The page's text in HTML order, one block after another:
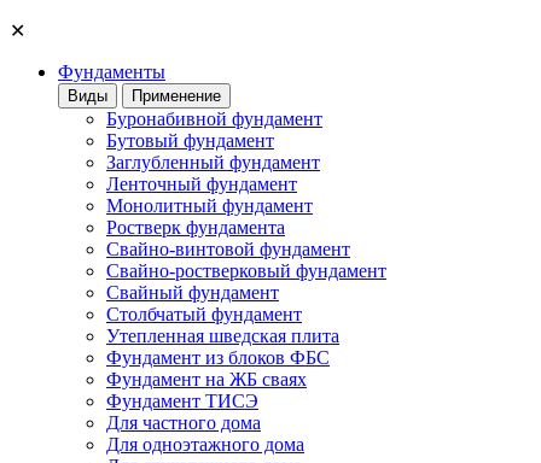
✕
Фундаменты
Виды Применение
Буронабивной фундамент
Бутовый фундамент
Заглубленный фундамент
Ленточный фундамент
Монолитный фундамент
Ростверк фундамента
Свайно-винтовой фундамент
Свайно-ростверковый фундамент
Свайный фундамент
Столбчатый фундамент
Утепленная шведская плита
Фундамент из блоков ФБС
Фундамент на ЖБ сваях
Фундамент ТИСЭ
Для частного дома
Для одноэтажного дома